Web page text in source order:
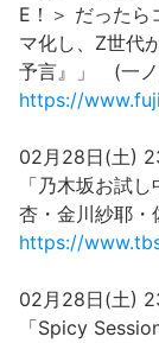
E！＞ だったら
マ化し、Z世代
予言』」 (一ノ
https://
02月28日(土)
「乃木坂お試
杏・金川紗耶・
https://
02月28日(土)
「Spicy